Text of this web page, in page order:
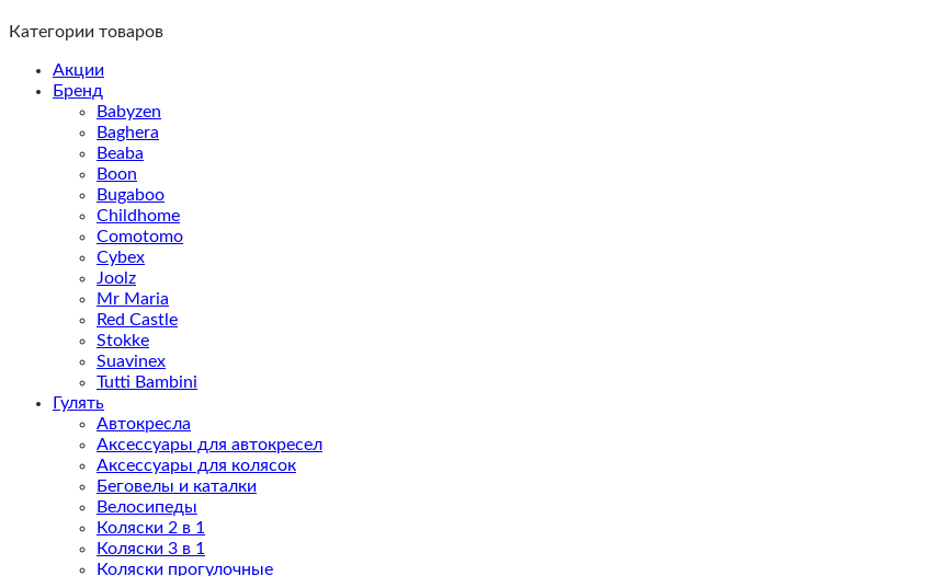
Категории товаров
Акции
Бренд
Babyzen
Baghera
Beaba
Boon
Bugaboo
Childhome
Comotomo
Cybex
Joolz
Mr Maria
Red Castle
Stokke
Suavinex
Tutti Bambini
Гулять
Автокресла
Аксессуары для автокресел
Аксессуары для колясок
Беговелы и каталки
Велосипеды
Коляски 2 в 1
Коляски 3 в 1
Коляски прогулочные